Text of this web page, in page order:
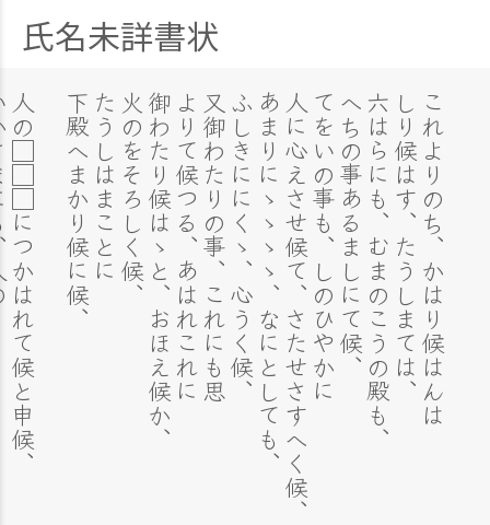
氏名未詳書状
これよりのち、かはり候はんは
しり候はす、たうしまては、
六はらにも、むまのこうの殿も、
へちの事あるましにて候、
てをいの事も、しのひやかに
人に心えさせ候て、さたせさすへく候、
あまりにゝゝゝゝ、なにとしても、
ふしきににくゝ、心うく候、
又御わたりの事、これにも思
よりて候つる、あはれこれに
御わたり候はゝと、おほえ候か、
火のをそろしく候、
たうしはまことに
下殿へまかり候に候、
人の□□□につかはれて候と申候、
の